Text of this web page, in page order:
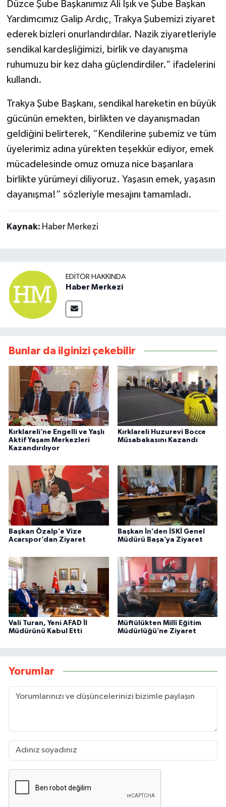
Düzce Şube Başkanımız Ali Işık ve Şube Başkan
Yardımcımız Galip Ardıç, Trakya Şubemizi ziyaret
ederek bizleri onurlandırdılar. Nazik ziyaretleriyle
sendikal kardeşliğimizi, birlik ve dayanışma
ruhumuzu bir kez daha güçlendirdiler.” ifadelerini
kullandı.
Trakya Şube Başkanı, sendikal hareketin en büyük
gücünün emekten, birlikten ve dayanışmadan
geldiğini belirterek, “Kendilerine şubemiz ve tüm
üyelerimiz adına yürekten teşekkür ediyor, emek
mücadelesinde omuz omuza nice başarılara
birlikte yürümeyi diliyoruz. Yaşasın emek, yaşasın
dayanışma!” sözleriyle mesajını tamamladı.
Kaynak: Haber Merkezi
EDITÖR HAKKINDA
Haber Merkezi
Bunlar da ilginizi çekebilir
Kırklareli’ne Engelli ve Yaşlı
Aktif Yaşam Merkezleri
Kazandırılıyor
Kırklareli Huzurevi Bocce
Müsabakasını Kazandı
Başkan Özalp’e Vize
Acarspor’dan Ziyaret
Başkan İn’den İSKİ Genel
Müdürü Başa’ya Ziyaret
Vali Turan, Yeni AFAD İl
Müdürünü Kabul Etti
Müftülükten Millî Eğitim
Müdürlüğü’ne Ziyaret
Yorumlar